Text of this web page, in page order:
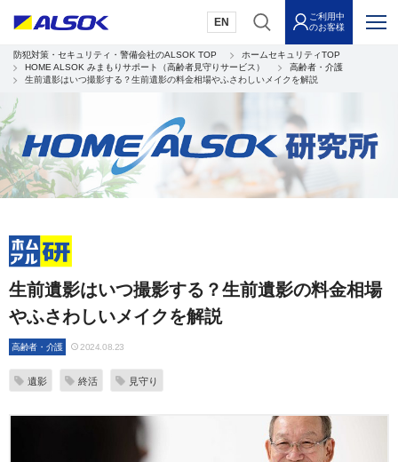
EN
ご利用中
のお客様
防犯対策・セキュリティ・警備会社のALSOK TOP
ホームセキュリティTOP
HOME ALSOK みまもりサポート（高齢者見守りサービス）
高齢者・介護
生前遺影はいつ撮影する？生前遺影の料金相場やふさわしいメイクを解説
生前遺影はいつ撮影する？生前遺影の料金相場
やふさわしいメイクを解説
高齢者・介護 2024.08.23
遺影 終活 見守り